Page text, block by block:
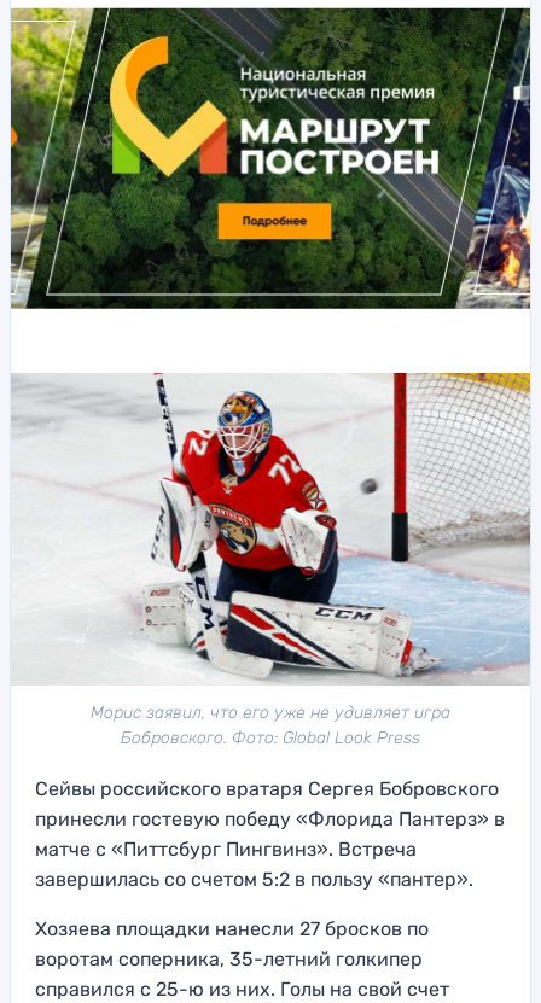
Морис заявил, что его уже не удивляет игра
Бобровского. Фото: Global Look Press
Сейвы российского вратаря Сергея Бобровского
принесли гостевую победу «Флорида Пантерз» в
матче с «Питтсбург Пингвинз». Встреча
завершилась со счетом 5:2 в пользу «пантер».
Хозяева площадки нанесли 27 бросков по
воротам соперника, 35-летний голкипер
справился с 25-ю из них. Голы на свой счет